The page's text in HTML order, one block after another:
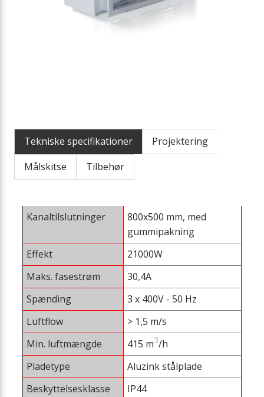
Tekniske specifikationer
Projektering
Målskitse
Tilbehør
Kanaltilslutninger
800x500 mm, med
gummipakning
Effekt
21000W
Maks. fasestrøm
30,4A
Spænding
3 x 400V - 50 Hz
Luftflow
> 1,5 m/s
Min. luftmængde
415 m3/h
Pladetype
Aluzink stålplade
Beskyttelsesklasse
IP44